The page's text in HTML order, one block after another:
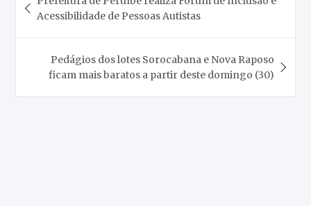
de
Post
Acessibilidade de Pessoas Autistas
Pedágios dos lotes Sorocabana e Nova Raposo
ficam mais baratos a partir deste domingo (30)